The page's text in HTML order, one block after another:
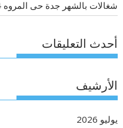
شغالات بالشهر جدة حى المروه 0562346904
أحدث التعليقات
الأرشيف
يوليو 2026